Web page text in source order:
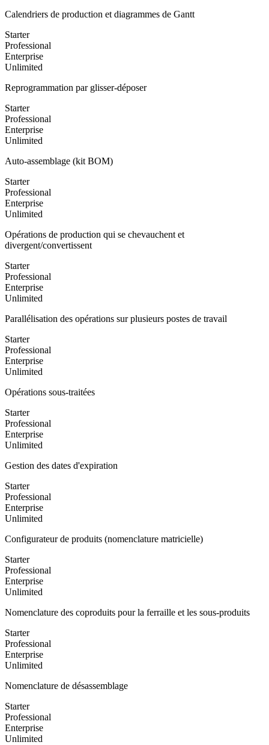
Calendriers de production et diagrammes de Gantt
Starter
Professional
Enterprise
Unlimited
Reprogrammation par glisser-déposer
Starter
Professional
Enterprise
Unlimited
Auto-assemblage (kit BOM)
Starter
Professional
Enterprise
Unlimited
Opérations de production qui se chevauchent et
divergent/convertissent
Starter
Professional
Enterprise
Unlimited
Parallélisation des opérations sur plusieurs postes de travail
Starter
Professional
Enterprise
Unlimited
Opérations sous-traitées
Starter
Professional
Enterprise
Unlimited
Gestion des dates d'expiration
Starter
Professional
Enterprise
Unlimited
Configurateur de produits (nomenclature matricielle)
Starter
Professional
Enterprise
Unlimited
Nomenclature des coproduits pour la ferraille et les sous-produits
Starter
Professional
Enterprise
Unlimited
Nomenclature de désassemblage
Starter
Professional
Enterprise
Unlimited